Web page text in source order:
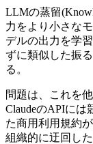
LLMの蒸留
力をより小さな
デルの出力を学
ずに類似した振
る。
問題は、これを
ClaudeのAPIには
た商用利用規約
組織的に迂回し